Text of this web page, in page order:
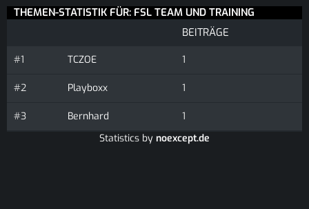
THEMEN-STATISTIK FÜR: FSL TEAM UND TRAINING
BEITRÄGE
#1 TCZOE 1
#2 Playboxx 1
#3 Bernhard
1
Statistics by noexcept.de